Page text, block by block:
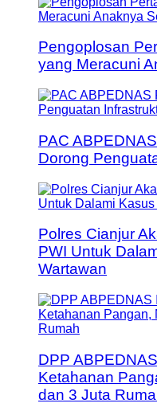
Pengoplosan
yang Meracuni
PAC
Dorong
Polres Cianjur
PWI Untuk
Wartawan
DPP
Ketahanan
dan 3 Juta